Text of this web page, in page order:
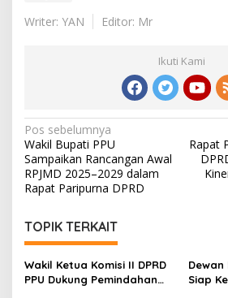
Writer: YAN
Editor: Mr
Ikuti Kami
Navigasi
pos
Pos sebelumnya
Wakil Bupati PPU
Sampaikan Rancangan Awal
RPJMD 2025–2029 dalam
Rapat Paripurna DPRD
Rapat
TOPIK TERKAIT
Wakil Ketua Komisi II DPRD
PPU Dukung Pemindahan
Dewan
Siap